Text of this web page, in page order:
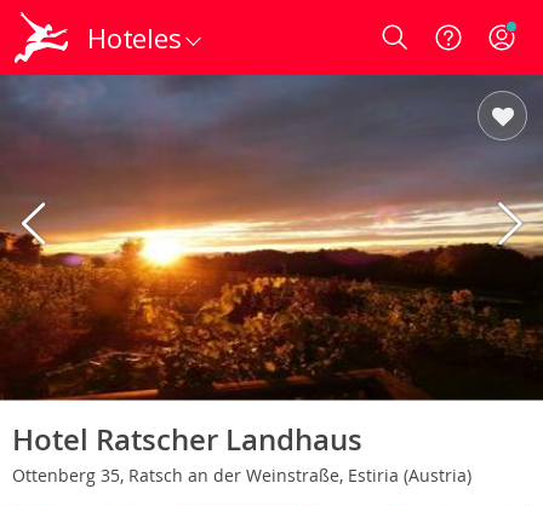
Hoteles Login
Hotel Ratscher Landhaus
Ottenberg 35, Ratsch an der Weinstraße, Estiria (Austria)